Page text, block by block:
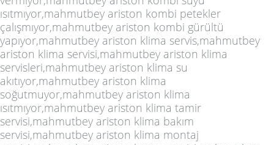
ısıtmıyor,mahmutbey ariston kombi petekler
çalışmıyor,mahmutbey ariston kombi gürültü
yapıyor,mahmutbey ariston klima servis,mahmutbey
ariston klima servisi,mahmutbey ariston klima
servisleri,mahmutbey ariston klima su
akıtıyor,mahmutbey ariston klima
soğutmuyor,mahmutbey ariston klima
ısıtmıyor,mahmutbey ariston klima tamir
servisi,mahmutbey ariston klima bakım
servisi,mahmutbey ariston klima montaj